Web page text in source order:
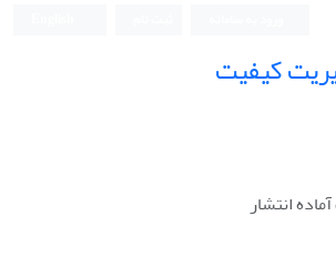
کیفیت
انتشار